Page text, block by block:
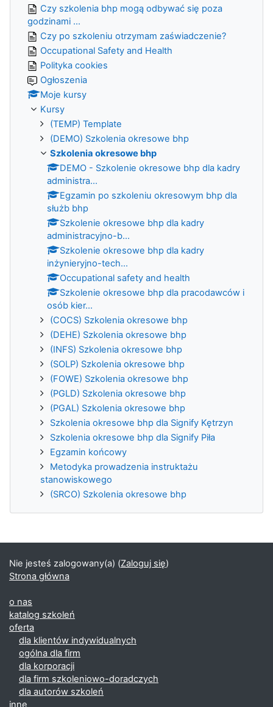
Czy szkolenia bhp mogą odbywać się poza
godzinami ...
Czy po szkoleniu otrzymam zaświadczenie?
Occupational Safety and Health
Polityka cookies
Ogłoszenia
Moje kursy
Kursy
(TEMP) Template
(DEMO) Szkolenia okresowe bhp
Szkolenia okresowe bhp
DEMO - Szkolenie okresowe bhp dla kadry
administra...
Egzamin po szkoleniu okresowym bhp dla
służb bhp
Szkolenie okresowe bhp dla kadry
administracyjno-b...
Szkolenie okresowe bhp dla kadry
inżynieryjno-tech...
Occupational safety and health
Szkolenie okresowe bhp dla pracodawców i
osób kier...
(COCS) Szkolenia okresowe bhp
(DEHE) Szkolenia okresowe bhp
(INFS) Szkolenia okresowe bhp
(SOLP) Szkolenia okresowe bhp
(FOWE) Szkolenia okresowe bhp
(PGLD) Szkolenia okresowe bhp
(PGAL) Szkolenia okresowe bhp
Szkolenia okresowe bhp dla Signify Kętrzyn
Szkolenia okresowe bhp dla Signify Piła
Egzamin końcowy
Metodyka prowadzenia instruktażu
stanowiskowego
(SRCO) Szkolenia okresowe bhp
Nie jesteś zalogowany(a) (Zaloguj się)
Strona główna
o nas
katalog szkoleń
oferta
dla klientów indywidualnych
ogólna dla firm
dla korporacji
dla firm szkoleniowo-doradczych
dla autorów szkoleń
inne